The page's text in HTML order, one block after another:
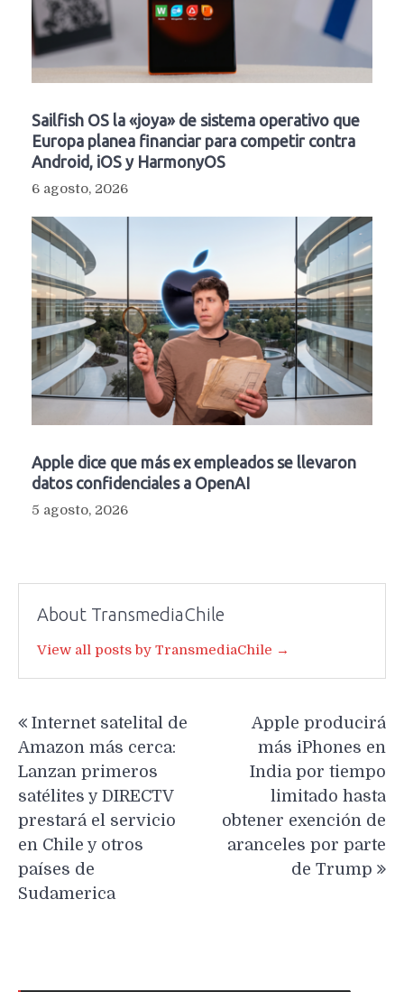
Sailfish OS la «joya» de sistema operativo que
Europa planea financiar para competir contra
Android, iOS y HarmonyOS
6 agosto, 2026
Apple dice que más ex empleados se llevaron
datos confidenciales a OpenAI
5 agosto, 2026
About TransmediaChile
View all posts by TransmediaChile →
de
entradas
Internet satelital de
Amazon más cerca:
Lanzan primeros
satélites y DIRECTV
prestará el servicio
en Chile y otros
países de
Sudamerica
Apple producirá
más iPhones en
India por tiempo
limitado hasta
obtener exención de
aranceles por parte
de Trump